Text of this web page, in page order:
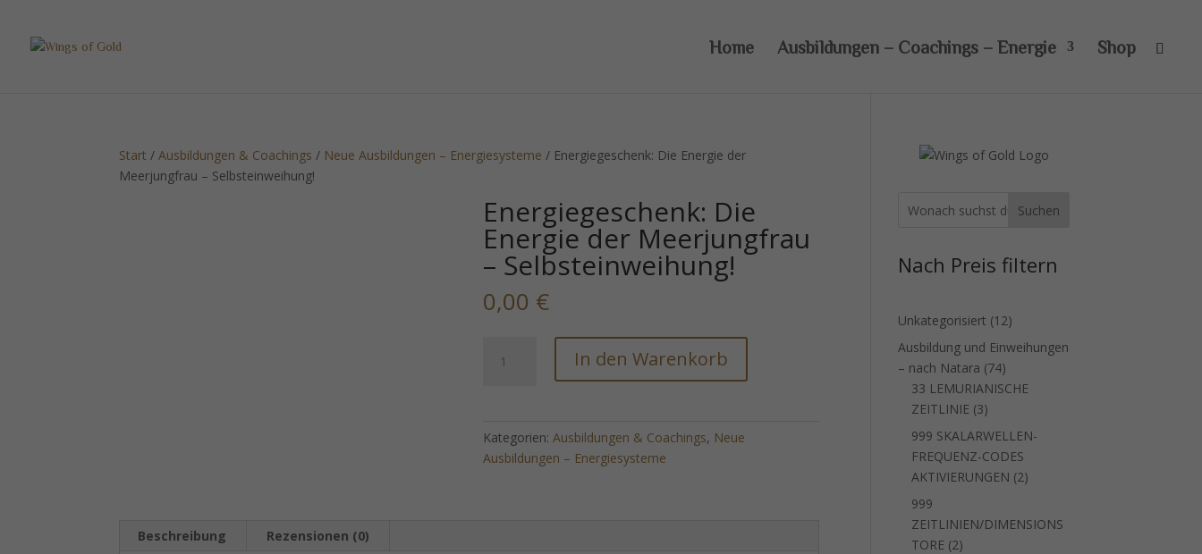
Home Ausbildungen – Coachings – Energie Shop
Start / Ausbildungen & Coachings / Neue Ausbildungen – Energiesysteme / Energiegeschenk: Die Energie der
Meerjungfrau – Selbsteinweihung!
Energiegeschenk: Die
Energie der Meerjungfrau
– Selbsteinweihung!
0,00 €
Selbsteinweihung!
In den Warenkorb
Kategorien: Ausbildungen & Coachings, Neue
Ausbildungen – Energiesysteme
Beschreibung Rezensionen (0)
Suchen
Nach Preis filtern
Unkategorisiert 1212
Produkte
Ausbildung und Einweihungen
– nach Natara 7474
Produkte
33 LEMURIANISCHE
ZEITLINIE 33
Produkte
999 SKALARWELLEN-
FREQUENZ-CODES
AKTIVIERUNGEN 22
999
ZEITLINIEN/DIMENSIONS
TORE 22